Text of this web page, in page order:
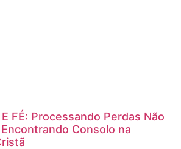
E FÉ: Processando Perdas Não
Consolo na